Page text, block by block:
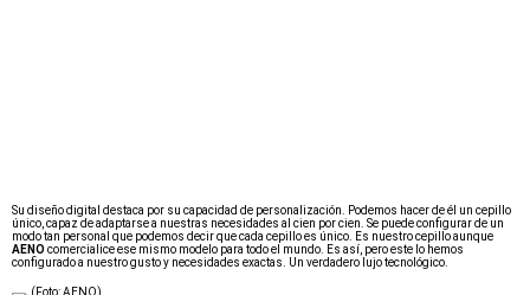
Su diseño digital destaca por su capacidad de personalización. Podemos hacer de él un cepillo
único, capaz de adaptarse a nuestras necesidades al cien por cien. Se puede configurar de un
modo tan personal que podemos decir que cada cepillo es único. Es nuestro cepillo aunque
AENO comercialice ese mismo modelo para todo el mundo. Es así, pero este lo hemos
configurado a nuestro gusto y necesidades exactas. Un verdadero lujo tecnológico.